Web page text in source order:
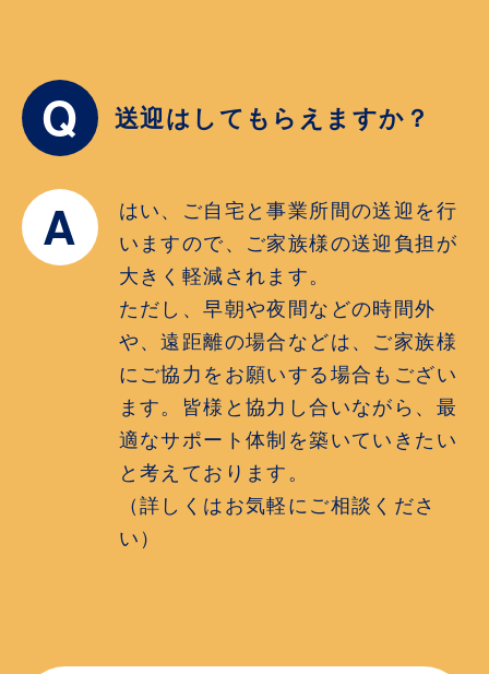
Q 送迎はしてもらえますか？
A
はい、ご自宅と事業所間の送迎を行
いますので、ご家族様の送迎負担が
大きく軽減されます。
ただし、早朝や夜間などの時間外
や、遠距離の場合などは、ご家族様
にご協力をお願いする場合もござい
ます。皆様と協力し合いながら、最
適なサポート体制を築いていきたい
と考えております。
（詳しくはお気軽にご相談くださ
い）